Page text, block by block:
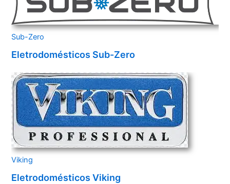
Sub-Zero
Eletrodomésticos Sub-Zero
Viking
Eletrodomésticos Viking